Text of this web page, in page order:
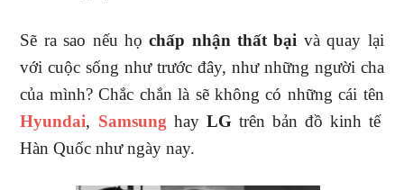
Sẽ ra sao nếu họchấp nhận thất bại và quay lại
với cuộc sống như trước đây, như những người cha
của mình? Chắc chắn là sẽ không có những cái tên
Hyundai, Samsung hayLGtrên bản đồ kinh tế
Hàn Quốc như ngày nay.